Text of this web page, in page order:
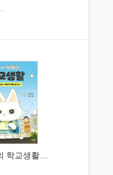
플루엔셜
고양이 제제의 학교생활 1 : 초등학생이 이렇게 힘들 줄이야